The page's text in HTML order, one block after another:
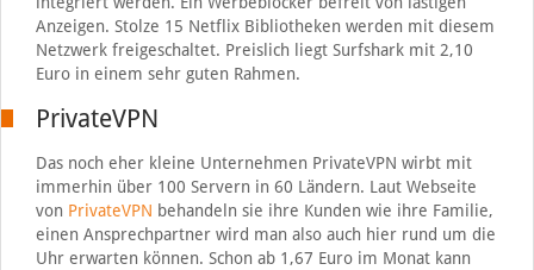
Anzeigen. Stolze 15 Netflix Bibliotheken werden mit diesem
Netzwerk freigeschaltet. Preislich liegt Surfshark mit 2,10
Euro in einem sehr guten Rahmen.
PrivateVPN
Das noch eher kleine Unternehmen PrivateVPN wirbt mit
immerhin über 100 Servern in 60 Ländern. Laut Webseite
von PrivateVPN behandeln sie ihre Kunden wie ihre Familie,
einen Ansprechpartner wird man also auch hier rund um die
Uhr erwarten können. Schon ab 1,67 Euro im Monat kann